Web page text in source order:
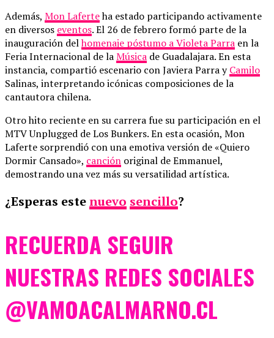
Además, Mon Laferteha estado participando activamente
en diversos eventos. El 26 de febrero formó parte de la
inauguración delhomenaje póstumo a Violeta Parra en la
Feria Internacional de laMúsica de Guadalajara. En esta
instancia, compartió escenario con Javiera Parra yCamilo
Salinas, interpretando icónicas composiciones de la
cantautora chilena.
Otro hito reciente en su carrera fue su participación en el
MTV Unplugged de Los Bunkers. En esta ocasión, Mon
Laferte sorprendió con una emotiva versión de «Quiero
Dormir Cansado», canción original de Emmanuel,
demostrando una vez más su versatilidad artística.
¿Esperas estenuevo sencillo?
RECUERDA SEGUIR
NUESTRAS REDES SOCIALES
@VAMOACALMARNO.CL